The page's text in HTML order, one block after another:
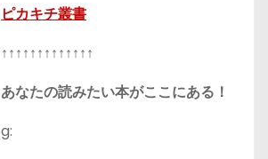
ピカキチ叢書
↑↑↑↑↑↑↑↑↑↑↑↑↑
あなたの読みたい本がここにある！
g: